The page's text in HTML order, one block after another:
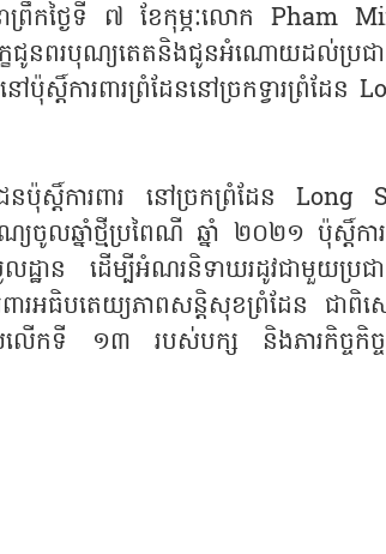
ព្រឹកថ្ងៃទី ៧ ខែកុម្ភៈលោក Pham
ក្ខជូនពរបុណ្យតេតនិងជូនអំណោយដល់ប្រជ
ការពារព្រំដែននៅច្រកទ្វារព្រំដែន
ប៉ុស្តិ៍ការពារ នៅច្រកព្រំដែន Long
ឆ្នាំថ្មីប្រពៃណី ឆ្នាំ ២០២១ ប៉ុស្តិ៍ការ
លដ្ឋាន ដើម្បីអំណរនិទាឃរដូវជាមួយប្រជ
ារអធិបតេយ្យភាពសន្តិសុខព្រំដែន ជាពិ
សលើកទី ១៣ របស់បក្ស និងភារកិច្ចកិច្ច